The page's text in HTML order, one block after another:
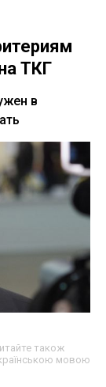
ТКГ
в
також
мовою